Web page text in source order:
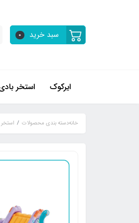
سبد خرید 0
ایرکوک استخر
خانهدسته بندی محصولات